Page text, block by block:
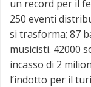
un record per il
250 eventi
si trasforma; 87
musicisti. 42000
incasso di 2
l’indotto per il